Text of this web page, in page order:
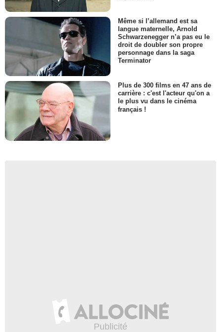
Même si l’allemand est sa
langue maternelle, Arnold
Schwarzenegger n’a pas eu le
droit de doubler son propre
personnage dans la saga
Terminator
Plus de 300 films en 47 ans de
carrière : c'est l'acteur qu'on a
le plus vu dans le cinéma
français !